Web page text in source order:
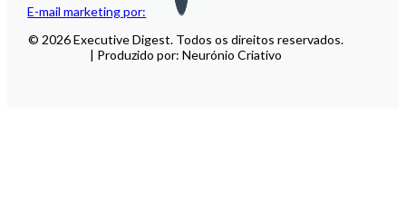
E-mail marketing por:
© 2026 Executive Digest. Todos os direitos reservados.
| Produzido por: Neurónio Criativo